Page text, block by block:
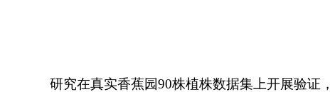
研究在真实香蕉园90株植株数据集上开展验证